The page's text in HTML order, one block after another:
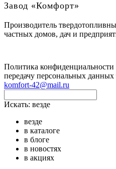
Завод «Комфорт»
Производитель
частных домов, дач и
Политика конфиденциальности
передачу персональных
komfort-42@mail.ru
Искать: везде
везде
в каталоге
в блоге
в новостях
в акциях